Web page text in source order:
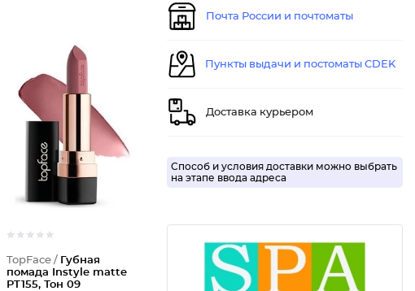
TopFace / Губная
помада Instyle matte
PT155, Тон 09
Почта России и почтоматы
Пункты выдачи и постоматы CDEK
Доставка курьером
Способ и условия доставки можно выбрать
на этапе ввода адреса